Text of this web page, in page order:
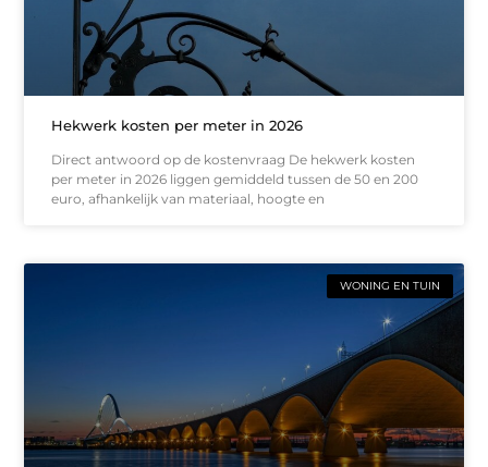
Hekwerk kosten per meter in 2026
Direct antwoord op de kostenvraag De hekwerk kosten
per meter in 2026 liggen gemiddeld tussen de 50 en 200
euro, afhankelijk van materiaal, hoogte en
WONING EN TUIN